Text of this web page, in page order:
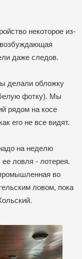
некоторое из-
даже следов.
делали обложку
фотку). Мы
рядом на косе
его не все видят.
на неделю
ее ловля - лотерея.
во
ловом, пока